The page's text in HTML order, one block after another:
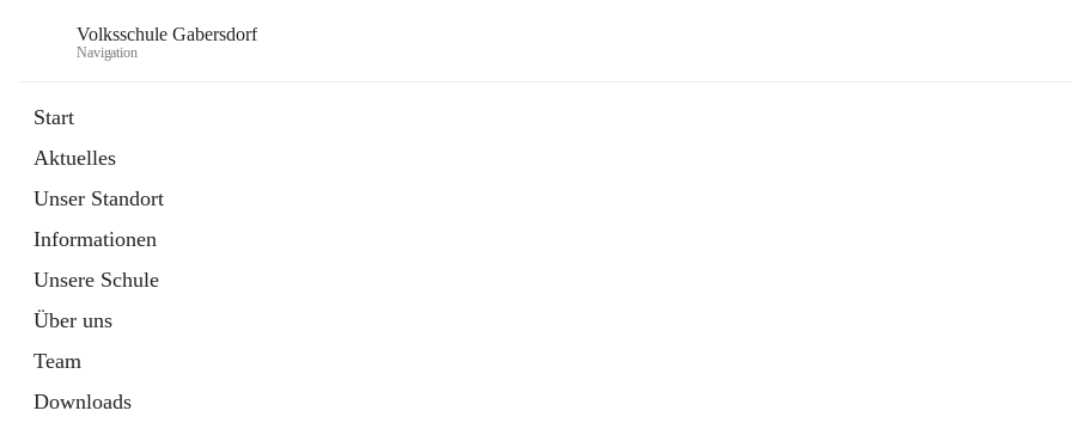
Volksschule Gabersdorf
Navigation
Start
Aktuelles
Unser Standort
Informationen
Unsere Schule
Über uns
Team
Downloads